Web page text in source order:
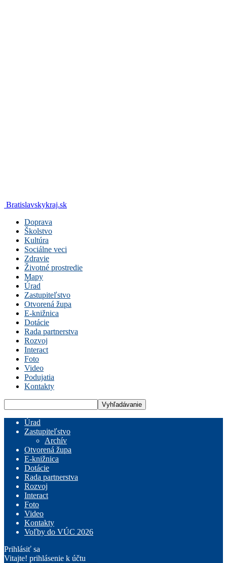
Bratislavskykraj.sk
Doprava
Školstvo
Kultúra
Sociálne veci
Zdravie
Životné prostredie
Mapy
Úrad
Zastupiteľstvo
Otvorená župa
E-knižnica
Dotácie
Rada partnerstva
Rozvoj
Interact
Foto
Video
Podujatia
Kontakty
Úrad
Zastupiteľstvo
Archív
Otvorená župa
E-knižnica
Dotácie
Rada partnerstva
Rozvoj
Interact
Foto
Video
Kontakty
Voľby do VÚC 2026
Prihlásiť sa
Vitajte! prihlásenie k účtu